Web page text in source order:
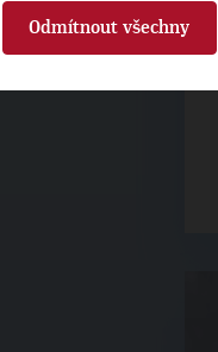
Odmítnout všechny